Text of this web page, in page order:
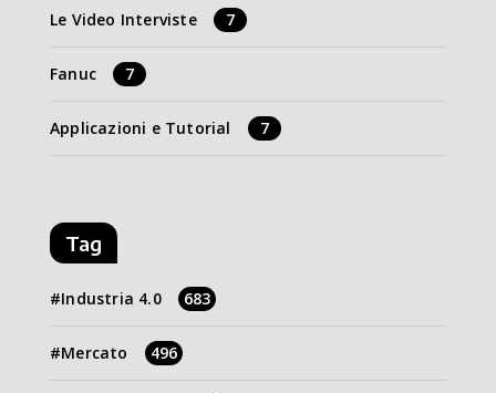
Le Video Interviste 7
Fanuc 7
Applicazioni e Tutorial 7
Tag
Industria 4.0 683
Mercato 496